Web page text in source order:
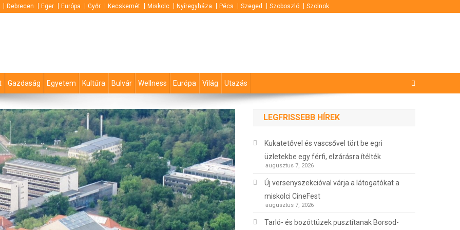
Debrecen Eger Európa Győr Kecskemét Miskolc Nyíregyháza Pécs Szeged Szoboszló Szolnok
Gazdaság Egyetem Kultúra Bulvár Wellness Európa Világ Utazás
LEGFRISSEBB HÍREK
Kukatetővel és vascsővel tört be egri
üzletekbe egy férfi, elzárásra ítélték
augusztus 7, 2026
Új versenyszekcióval várja a látogatókat a
miskolci CineFest
augusztus 7, 2026
Tarló- és bozóttüzek pusztítanak Borsod-